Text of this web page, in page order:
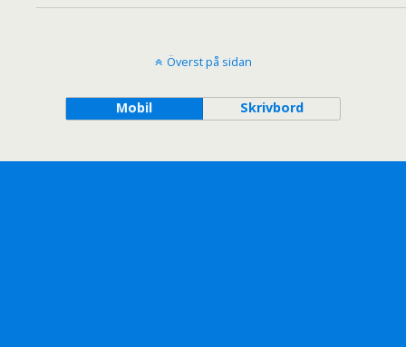
Överst på sidan
Mobil Skrivbord